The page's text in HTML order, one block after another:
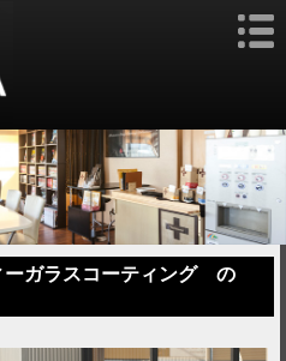
ーガラスコーティング の